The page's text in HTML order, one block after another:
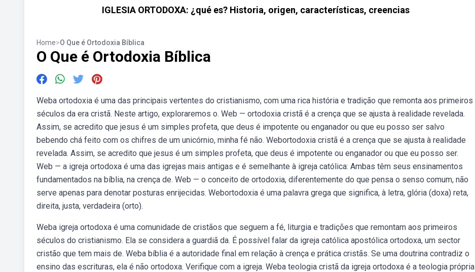
IGLESIA ORTODOXA: ¿qué es? Historia, origen, características, creencias
Home>O Que é Ortodoxia Bíblica
O Que é Ortodoxia Bíblica
Weba ortodoxia é uma das principais vertentes do cristianismo, com uma rica história e tradição que remonta aos primeiros
séculos da era cristã. Neste artigo, exploraremos o. Web — ortodoxia cristã é a crença que se ajusta à realidade revelada.
Assim, se acredito que jesus é um simples profeta, que deus é impotente ou enganador ou que eu posso ser salvo
bebendo chá feito com os chifres de um unicórnio, minha fé não. Webortodoxia cristã é a crença que se ajusta à realidade
revelada. Assim, se acredito que jesus é um simples profeta, que deus é impotente ou enganador ou que eu posso ser.
Web — a igreja ortodoxa é uma das igrejas mais antigas e é semelhante à igreja católica: Ambas têm seus ensinamentos
fundamentados na bíblia, na crença de. Web — o conceito de ortodoxia, diferentemente do que pensa o senso comum, não
serve apenas para denotar posturas enrijecidas. Webortodoxia é uma palavra grega que significa, à letra, glória (doxa) reta,
direita, justa, verdadeira (orto).
Weba igreja ortodoxa é uma comunidade de cristãos que seguem a fé, liturgia e tradições que remontam aos primeiros
séculos do cristianismo. Ela se considera a guardiã da. É possível falar da igreja católica apostólica ortodoxa, um sector
cristão que tem mais de. Weba bíblia é a autoridade final em relação à crença e prática cristãs. Se uma doutrina contradiz o
ensino das escrituras, ela é não ortodoxa. Verifique com a igreja. Weba teologia cristã da igreja ortodoxa é a teologia própria